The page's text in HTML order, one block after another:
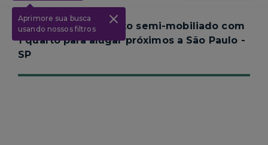
Aprimore sua busca
usando nossos filtros
Nenhum apartamento semi-mobiliado com
1 quarto para alugar próximos a São Paulo -
SP